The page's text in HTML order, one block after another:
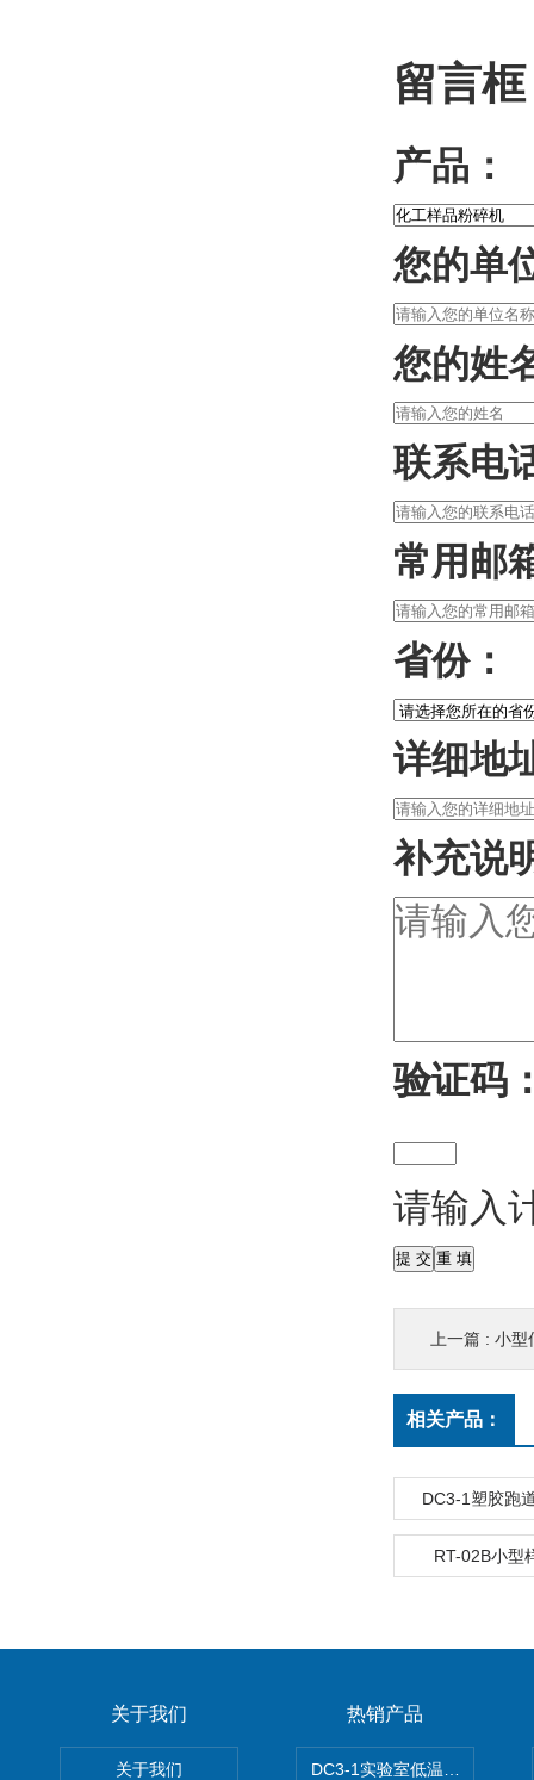
留言框
产品：
您的单
您的姓
联系电
常用邮
省份：
详细地
补充说
验证码
请输入
上一篇 : 小型
相关产品：
DC3-1塑胶跑
RT-02B小型
关于我们
关于我们
热销产品
DC3-1实验室低温冷冻粉碎机